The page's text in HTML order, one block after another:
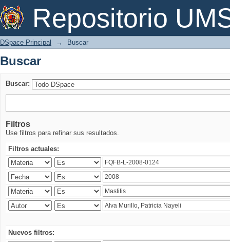
Repositorio
Buscar
DSpace Principal → Buscar
Buscar
Buscar:
Filtros
Use filtros para refinar sus resultados.
Filtros actuales:
Nuevos filtros: